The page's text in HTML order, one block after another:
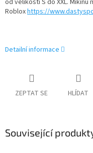
od velikosti S do XXL.
Robloxhttps://
Detailní informace
ZEPTAT SE HLÍDAT
Související